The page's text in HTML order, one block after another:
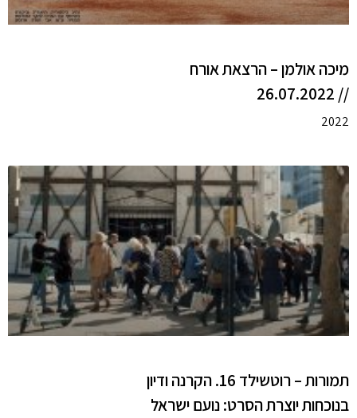
מיכה אולמן – הרצאת אורח
// 26.07.2022
2022
תמורות – רוטשילד 16. הקרנה ודיון
בנוכחות יוצרת הסרט: נועם ישראל